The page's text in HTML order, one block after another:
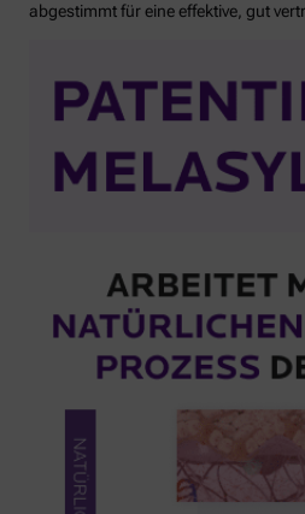
abgestimmt für eine effektive, gut